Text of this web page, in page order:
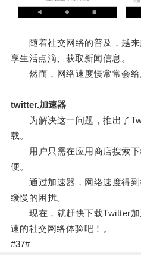
随着社交网络的普及，越来
享生活点滴、获取新闻信息。
然而，网络速度慢常常会给
twitter.加速器
为解决这一问题，推出了
载。
用户只需在应用商店搜索下
便。
通过加速器，网络速度得到
缓慢的困扰。
现在，就赶快下载Twitter加
速的社交网络体验吧！。
#37#